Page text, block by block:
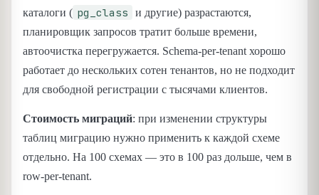
каталоги ( pg_class
и другие) разрастаются,
планировщик запросов тратит больше времени,
автоочистка перегружается. Schema-per-tenant хорошо
работает до нескольких сотен тенантов, но не подходит
для свободной регистрации с тысячами клиентов.
Стоимость миграций: при изменении структуры
таблиц миграцию нужно применить к каждой схеме
отдельно. На 100 схемах — это в 100 раз дольше, чем в
row-per-tenant.